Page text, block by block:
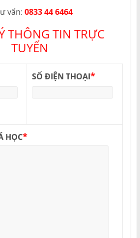
vấn: 0833 44 6464
THÔNG TIN TRỰC
TUYẾN
SỐ ĐIỆN THOẠI*
HỌC*